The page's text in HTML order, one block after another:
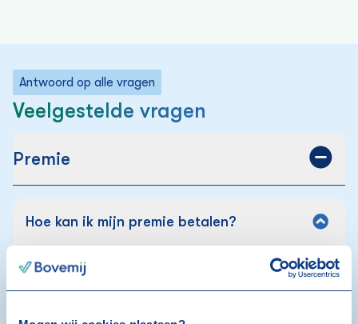
Antwoord op alle vragen
Veelgestelde vragen
Premie
Hoe kan ik mijn premie betalen?
Ontvang je een factuur? Gebruik deze om je premie
te betalen. Je krijgt de factuur ongeveer vier weken